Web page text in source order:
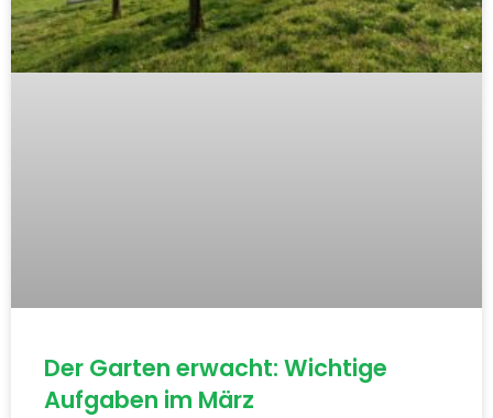
Der Garten erwacht: Wichtige
Aufgaben im März